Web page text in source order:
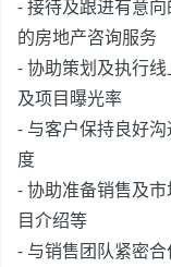
⁃ 接待及跟进有意
的房地产咨询服务
⁃ 协助策划及执行
及项目曝光率
⁃ 与客户保持良好
度
⁃ 协助准备销售及
目介绍等
⁃ 与销售团队紧密